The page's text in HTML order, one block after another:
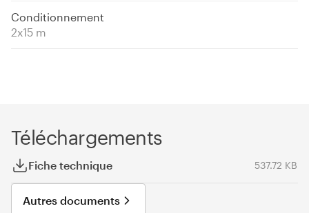
Conditionnement
2x15 m
Téléchargements
Fiche technique 537.72 KB
Autres documents